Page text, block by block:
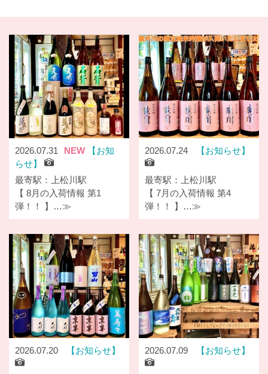
2026.07.31 NEW
お知
らせ
最寄駅：上松川駅
【 8月の入荷情報 第1
弾！！ 】…≫
2026.07.24 お知らせ
最寄駅：上松川駅
【 7月の入荷情報 第4
弾！！ 】…≫
2026.07.20 お知らせ 2026.07.09 お知らせ